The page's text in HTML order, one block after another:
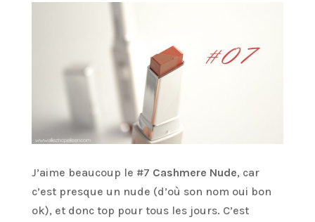
J’aime beaucoup le #7 Cashmere Nude, car
c’est presque un nude (d’où son nom oui bon
ok), et donc top pour tous les jours. C’est